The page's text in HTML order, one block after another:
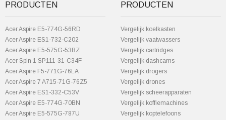
PRODUCTEN
Acer Aspire E5-774G-56RD
Acer Aspire ES1-732-C202
Acer Aspire E5-575G-53BZ
Acer Spin 1 SP111-31-C34F
Acer Aspire F5-771G-76LA
Acer Aspire 7 A715-71G-76Z5
Acer Aspire ES1-332-C53V
Acer Aspire E5-774G-70BN
Acer Aspire E5-575G-787U
PRODUCTEN
Vergelijk koelkasten
Vergelijk vaatwassers
Vergelijk cartridges
Vergelijk dashcams
Vergelijk drogers
Vergelijk drones
Vergelijk scheerapparaten
Vergelijk koffiemachines
Vergelijk koptelefoons